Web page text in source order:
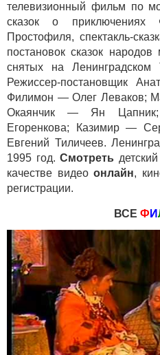
телевизионный фильм по
сказок о
Простофиля, спектакль-
постановок сказок
снятых на
Режиссер-постановщик
Филимон — Олег Леваков;
Окаянчик — Ян
Егоренкова; Казимир —
Евгений Тиличеев.
1995 год. Смотреть детский
качестве видеоонлайн,
регистрации.
ВСЕ Ф И